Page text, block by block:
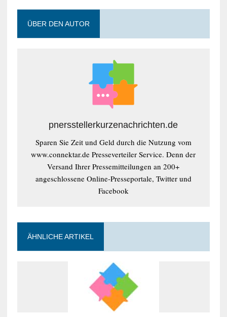
ÜBER DEN AUTOR
pnersstellerkurzenachrichten.de
Sparen Sie Zeit und Geld durch die Nutzung vom
www.connektar.de Presseverteiler Service. Denn der
Versand Ihrer Pressemitteilungen an 200+
angeschlossene Online-Presseportale, Twitter und
Facebook
ÄHNLICHE ARTIKEL